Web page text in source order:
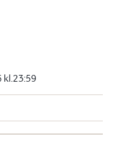
kl.23:59